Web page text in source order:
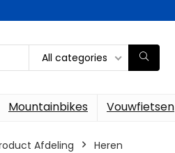
All categories
Mountainbikes Vouwfietsen
Afdeling ‎Heren